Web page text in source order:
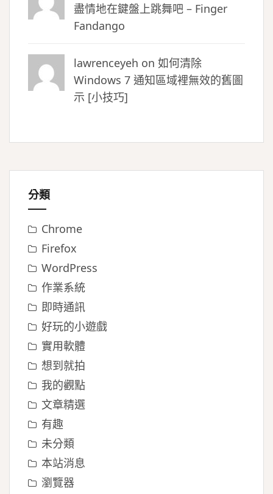
盡情地在鍵盤上跳舞吧 – Finger
Fandango
lawrenceyeh on 如何清除
Windows 7 通知區域裡無效的舊圖
示 [小技巧]
分類
Chrome
Firefox
WordPress
作業系統
即時通訊
好玩的小遊戲
實用軟體
想到就拍
我的觀點
文章精選
有趣
未分類
本站消息
瀏覽器